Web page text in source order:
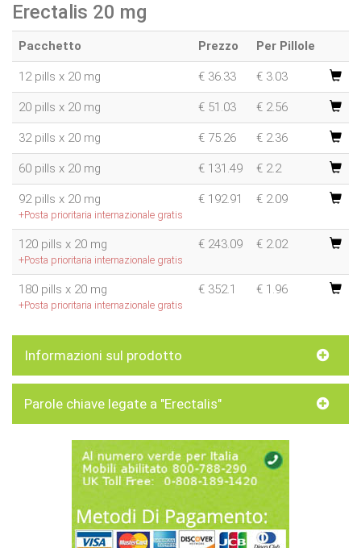
Erectalis 20 mg
Pacchetto Prezzo Per Pillole
12 pills x 20 mg € 36.33 € 3.03
20 pills x 20 mg € 51.03 € 2.56
32 pills x 20 mg € 75.26 € 2.36
60 pills x 20 mg € 131.49 € 2.2
92 pills x 20 mg
+Posta prioritaria internazionale gratis
€ 192.91 € 2.09
120 pills x 20 mg
+Posta prioritaria internazionale gratis
€ 243.09 € 2.02
180 pills x 20 mg
+Posta prioritaria internazionale gratis
€ 352.1 € 1.96
Informazioni sul prodotto
Parole chiave legate a "Erectalis"